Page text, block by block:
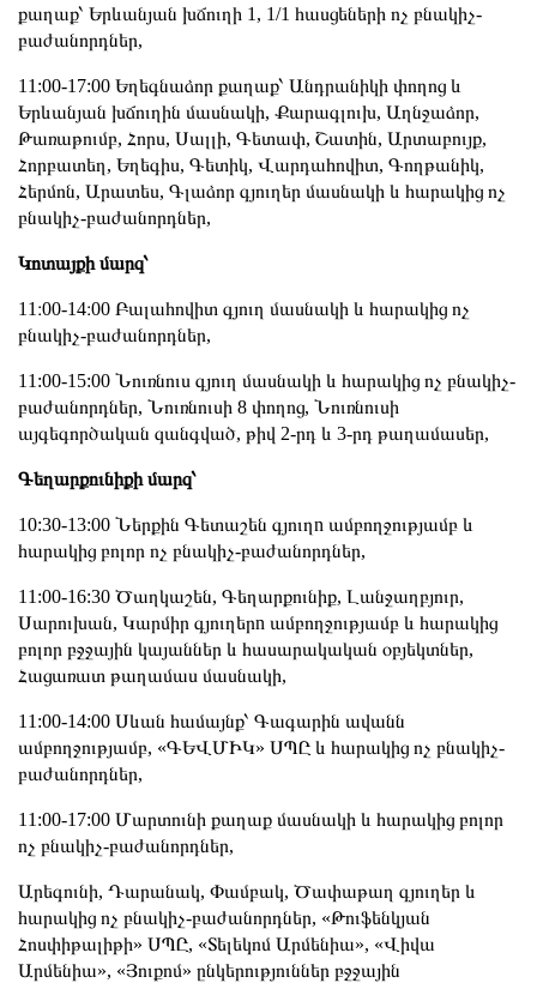
քաղաք՝ Երևանյան խճուղի 1, 1/1 հասցեների ոչ բնակիչ-
բաժանորդներ,
11:00-17:00 Եղեգնաձոր քաղաք՝ Անդրանիկի փողոց և
Երևանյան խճուղին մասնակի, Քարագլուխ, Աղնջաձոր,
Թառաթումբ, Հորս, Սալլի, Գետափ, Շատին, Արտաբույք,
Հորբատեղ, Եղեգիս, Գետիկ, Վարդահովիտ, Գողթանիկ,
Հերմոն, Արատես, Գլաձոր գյուղեր մասնակի և հարակից ոչ
բնակիչ-բաժանորդներ,
Կոտայքի մարզ՝
11։00-14։00 Բալահովիտ գյուղ մասնակի և հարակից ոչ
բնակիչ-բաժանորդներ,
11:00-15:00 Նուռնուս գյուղ մասնակի և հարակից ոչ բնակիչ-
բաժանորդներ, Նուռնուսի 8 փողոց, Նուռնուսի
այգեգործական զանգված, թիվ 2-րդ և 3-րդ թաղամասեր,
Գեղարքունիքի մարզ՝
10:30-13:00 Ներքին Գետաշեն գյուղn ամբողջությամբ և
հարակից բոլոր ոչ բնակիչ-բաժանորդներ,
11:00-16:30 Ծաղկաշեն, Գեղարքունիք, Լանջաղբյուր,
Սարուխան, Կարմիր գյուղերn ամբողջությամբ և հարակից
բոլոր բջջային կայաններ և հասարակական օբյեկտներ,
Հացառատ թաղամաս մասնակի,
11:00-14:00 Սևան համայնք՝ Գագարին ավանն
ամբողջությամբ, «ԳԵՎՄԻԿ» ՍՊԸ և հարակից ոչ բնակիչ-
բաժանորդներ,
11:00-17:00 Մարտունի քաղաք մասնակի և հարակից բոլոր
ոչ բնակիչ-բաժանորդներ,
Արեգունի, Դարանակ, Փամբակ, Ծափաթաղ գյուղեր և
հարակից ոչ բնակիչ-բաժանորդներ, «Թուֆենկյան
Հոսփիթալիթի» ՍՊԸ, «Տելեկոմ Արմենիա», «Վիվա
Արմենիա», «Յուքոմ» ընկերություններ բջջային